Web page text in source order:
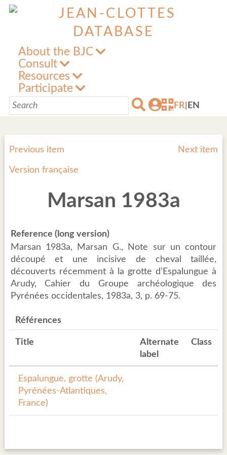
About the BJC
Consult
Resources
Participate
FR EN
Previous item Next item
Version française
Marsan 1983a
Reference (long version)
Marsan 1983a, Marsan G., Note sur un contour
découpé et une incisive de cheval taillée,
découverts récemment à la grotte d’Espalungue à
Arudy, Cahier du Groupe archéologique des
Pyrénées occidentales, 1983a, 3, p. 69-75.
Références
Title
Alternate
label
Class
Espalungue, grotte (Arudy,
Pyrénées-Atlantiques,
France)